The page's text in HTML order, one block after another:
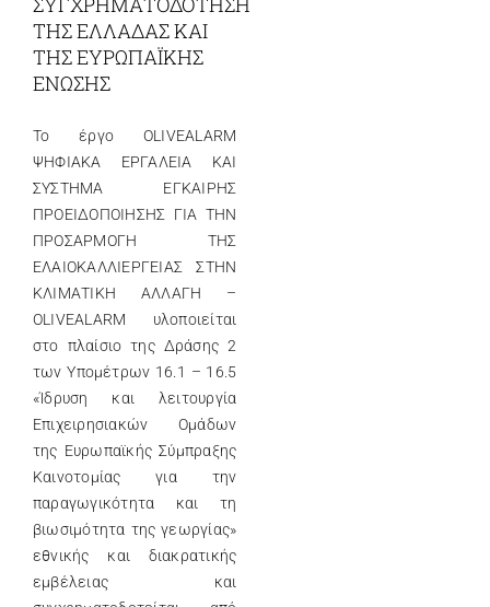
ΤΗΣ ΕΛΛΑΔΑΣ ΚΑΙ
ΤΗΣ ΕΥΡΩΠΑΪΚΗΣ
ΕΝΩΣΗΣ
Το έργο OLIVEALARM
ΨΗΦΙΑΚΑ ΕΡΓΑΛΕΙΑ ΚΑΙ
ΣΥΣΤΗΜΑ ΕΓΚΑΙΡΗΣ
ΠΡΟΕΙΔΟΠΟΙΗΣΗΣ ΓΙΑ ΤΗΝ
ΠΡΟΣΑΡΜΟΓΗ ΤΗΣ
ΕΛΑΙΟΚΑΛΛΙΕΡΓΕΙΑΣ ΣΤΗΝ
ΚΛΙΜΑΤΙΚΗ ΑΛΛΑΓΗ –
OLIVEALARM υλοποιείται
στο πλαίσιο της Δράσης 2
των Υπομέτρων 16.1 – 16.5
«Ίδρυση και λειτουργία
Επιχειρησιακών Ομάδων
της Ευρωπαϊκής Σύμπραξης
Καινοτομίας για την
παραγωγικότητα και τη
βιωσιμότητα της γεωργίας»
εθνικής και διακρατικής
εμβέλειας και